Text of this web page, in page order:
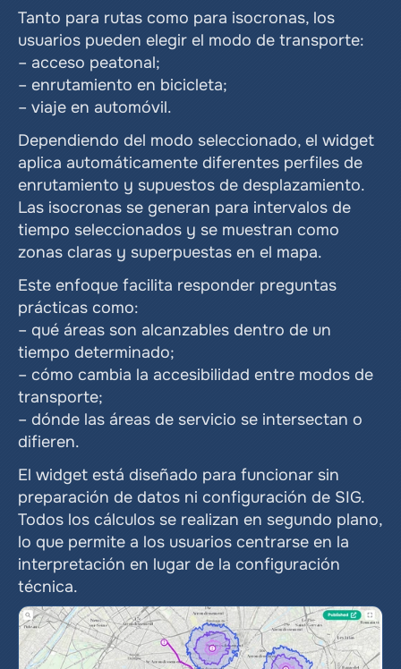
Tanto para rutas como para isocronas, los
usuarios pueden elegir el modo de transporte:
– acceso peatonal;
– enrutamiento en bicicleta;
– viaje en automóvil.
Dependiendo del modo seleccionado, el widget
aplica automáticamente diferentes perfiles de
enrutamiento y supuestos de desplazamiento.
Las isocronas se generan para intervalos de
tiempo seleccionados y se muestran como
zonas claras y superpuestas en el mapa.
Este enfoque facilita responder preguntas
prácticas como:
– qué áreas son alcanzables dentro de un
tiempo determinado;
– cómo cambia la accesibilidad entre modos de
transporte;
– dónde las áreas de servicio se intersectan o
difieren.
El widget está diseñado para funcionar sin
preparación de datos ni configuración de SIG.
Todos los cálculos se realizan en segundo plano,
lo que permite a los usuarios centrarse en la
interpretación en lugar de la configuración
técnica.